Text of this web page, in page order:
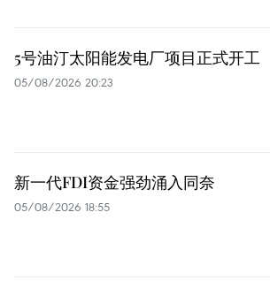
5号油汀太阳能发电厂项目正式开工
05/08/2026 20:23
新一代FDI资金强劲涌入同奈
05/08/2026 18:55